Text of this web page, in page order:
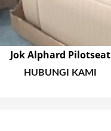
Jok Alphard Pilotseat
HUBUNGI KAMI